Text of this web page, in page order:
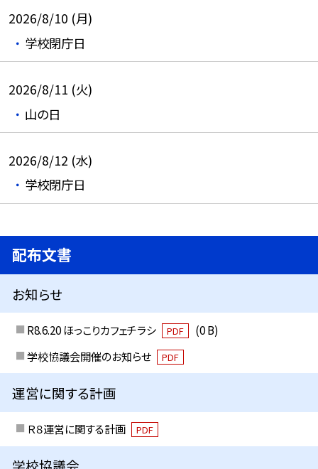
2026/8/10 (月)
学校閉庁日
2026/8/11 (火)
山の日
2026/8/12 (水)
学校閉庁日
配布文書
お知らせ
R8.6.20 ほっこりカフェチラシ PDF
(0 B)
学校協議会開催のお知らせ
PDF
運営に関する計画
Ｒ８運営に関する計画 PDF